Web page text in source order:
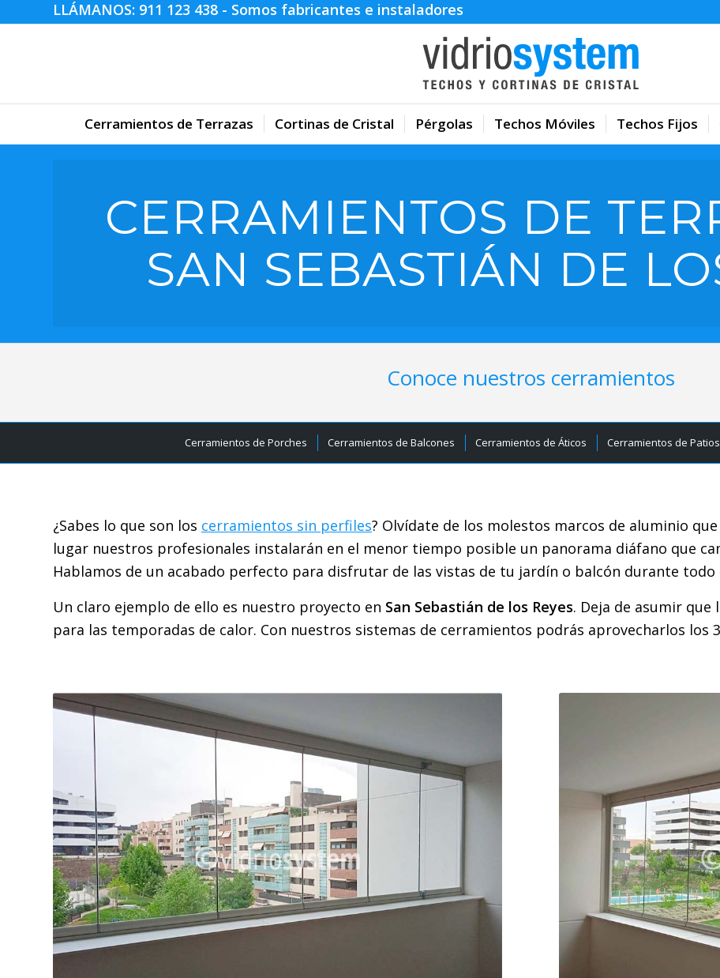
LLÁMANOS: 911 123 438 - Somos fabricantes e instaladores
Cerramientos de Terrazas Cortinas de Cristal Pérgolas Techos Móviles Techos Fijos
CERRAMIENTOS DE
SAN SEBASTIÁN DE
Conoce nuestros cerramientos
Cerramientos de Porches Cerramientos de Balcones Cerramientos de Áticos Cerramientos de Patios
¿Sabes lo que son los cerramientos sin perfiles? Olvídate de los molestos marcos de aluminio
lugar nuestros profesionales instalarán en el menor tiempo posible un panorama diáfano que
Hablamos de un acabado perfecto para disfrutar de las vistas de tu jardín o balcón durante todo
Un claro ejemplo de ello es nuestro proyecto en San Sebastián de los Reyes. Deja de asumir que
para las temporadas de calor. Con nuestros sistemas de cerramientos podrás aprovecharlos los